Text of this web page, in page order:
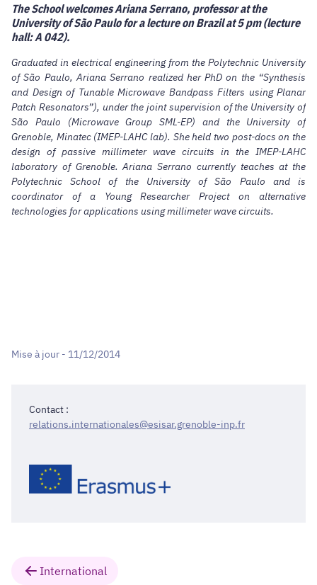
The School welcomes Ariana Serrano, professor at the
University of São Paulo for a lecture on Brazil at 5 pm (lecture
hall: A 042).
Graduated in electrical engineering from the Polytechnic University
of São Paulo, Ariana Serrano realized her PhD on the “Synthesis
and Design of Tunable Microwave Bandpass Filters using Planar
Patch Resonators”), under the joint supervision of the University of
São Paulo (Microwave Group SML-EP) and the University of
Grenoble, Minatec (IMEP-LAHC lab). She held two post-docs on the
design of passive millimeter wave circuits in the IMEP-LAHC
laboratory of Grenoble. Ariana Serrano currently teaches at the
Polytechnic School of the University of São Paulo and is
coordinator of a Young Researcher Project on alternative
technologies for applications using millimeter wave circuits.
Mise à jour - 11/12/2014
Contact :
relations.internationales@esisar.grenoble-inp.fr
International